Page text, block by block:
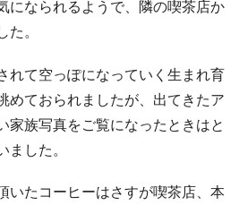
になられるようで、隣の喫茶店か
。
れて空っぽになっていく生まれ育
めておられましたが、出てきたア
家族写真をご覧になったときはと
した。
いたコーヒーはさすが喫茶店、本